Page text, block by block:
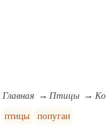
Главная Птицы
птицы
попугаи